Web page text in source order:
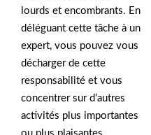
lourds et encombrants. En
déléguant cette tâche à un
expert, vous pouvez vous
décharger de cette
responsabilité et vous
concentrer sur d’autres
activités plus importantes